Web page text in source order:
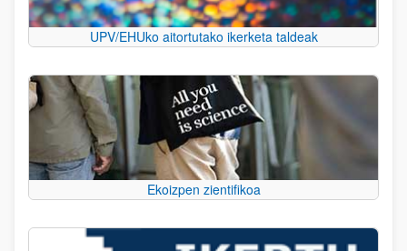
UPV/EHUko aitortutako ikerketa taldeak
Ekoizpen zientifikoa